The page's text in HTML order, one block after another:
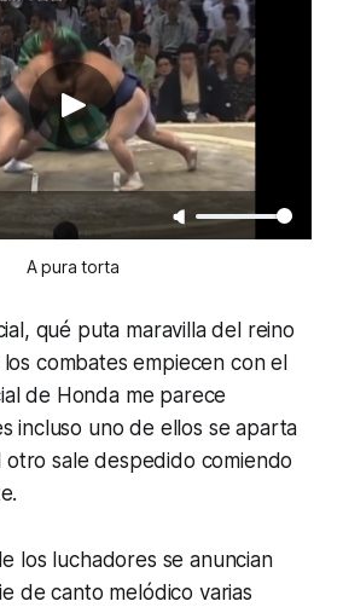
A pura torta
qué puta maravilla del reino
combates empiecen con el
de Hondame parece
incluso uno de ellos se aparta
otro sale despedido comiendo
los luchadores se anuncian
de canto melódico varias